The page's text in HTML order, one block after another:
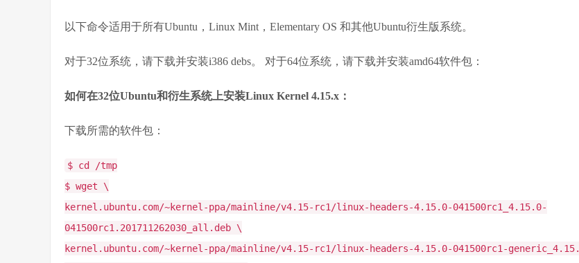
以下命令适用于所有Ubuntu，Linux Mint，Elementary OS 和其他Ubuntu衍生版系统。
对于32位系统，请下载并安装i386 debs。 对于64位系统，请下载并安装amd64软件包：
如何在32位Ubuntu和衍生系统上安装Linux Kernel 4.15.x：
下载所需的软件包：
$ cd /tmp
$ wget \
kernel.ubuntu.com/~kernel-ppa/mainline/v4.15-rc1/linux-headers-4.15.0-041500rc1_4.15.0-
041500rc1.201711262030_all.deb \
kernel.ubuntu.com/~kernel-ppa/mainline/v4.15-rc1/linux-headers-4.15.0-041500rc1-